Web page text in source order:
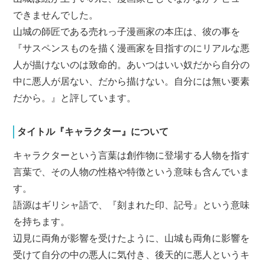
できませんでした。
山城の師匠である売れっ子漫画家の本庄は、彼の事を
『サスペンスものを描く漫画家を目指すのにリアルな悪
人が描けないのは致命的。あいつはいい奴だから自分の
中に悪人が居ない、だから描けない。自分には無い要素
だから。』と評しています。
タイトル『キャラクター』について
キャラクターという言葉は創作物に登場する人物を指す
言葉で、その人物の性格や特徴という意味も含んでいま
す。
語源はギリシャ語で、『刻まれた印、記号』という意味
を持ちます。
辺見に両角が影響を受けたように、山城も両角に影響を
受けて自分の中の悪人に気付き、後天的に悪人というキ